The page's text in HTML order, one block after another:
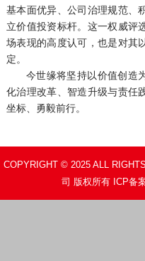
基本面优异、公司治理规范、
立价值投资标杆。这一权威评
场表现的高度认可，也是对其
定。
今世缘将坚持以价值创造
化治理改革、智造升级与责任
坐标、勇毅前行。
COPYRIGHT © 2025 ALL
司 版权所有 ICP备